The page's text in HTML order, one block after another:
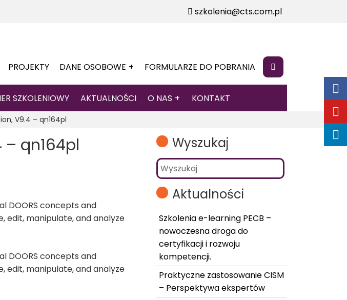
szkolenia@cts.com.pl
PROJEKTY DANE OSOBOWE FORMULARZE DO POBRANIA
SZKOLENIOWY AKTUALNOŚCI O NAS KONTAKT
V9.4 – qn164pl
– qn164pl
DOORS concepts and
edit, manipulate, and analyze
DOORS concepts and
edit, manipulate, and analyze
Wyszukaj
Aktualności
Szkolenia e-learning PECB –
nowoczesna droga do
certyfikacji i rozwoju
kompetencji.
Praktyczne zastosowanie CISM
– Perspektywa ekspertów